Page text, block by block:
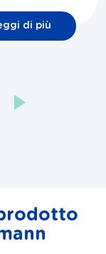
di più